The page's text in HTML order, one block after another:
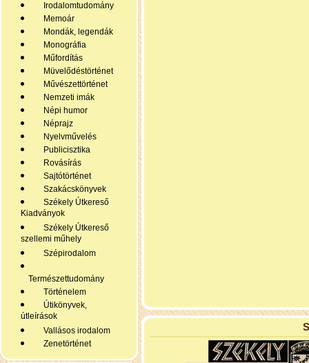
Irodalomtudomány
Memoár
Mondák, legendák
Monográfia
Műfordítás
Müvelődéstörténet
Művészettörténet
Nemzeti imák
Népi humor
Néprajz
Nyelvművelés
Publicisztika
Rovásírás
Sajtótörténet
Szakácskönyvek
Székely Útkereső
Kiadványok
Székely Útkereső
szellemi műhely
Szépirodalom
Természettudomány
Történelem
Útikönyvek,
útleírások
Vallásos irodalom
Zenetörténet